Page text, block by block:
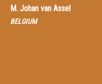
M. Johan van Assel
BELGIUM